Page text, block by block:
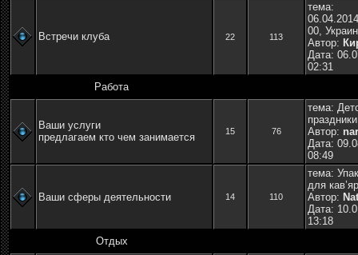
Встречи клуба 22 113
тема:
00,
Автор:
Дата:
02:31
Работа
Ваши услуги
предлагаем кто чем занимается
15 76
тема:
праздники
Автор:
Дата:
08:49
Ваши сферы деятельности 14 110
тема:
для
Автор:
Дата:
13:18
Отдых